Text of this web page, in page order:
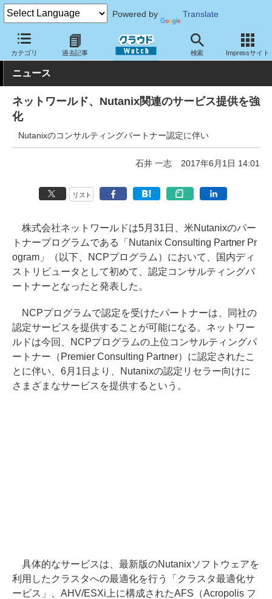
Powered by Translate
カテゴリ 過去記事 検索 Impressサイト
クラウド Watch サービス・ソフト サービス 導入支援
ニュース
ネットワールド、Nutanix関連のサービス提供を強
化
Nutanixのコンサルティングパートナー認定に伴い
石井 一志 2017年6月1日 14:01
リスト
株式会社ネットワールドは5月31日、米Nutanixのパー
トナープログラムである「Nutanix Consulting Partner Pr
ogram」（以下、NCPプログラム）において、国内ディ
ストリビュータとして初めて、認定コンサルティングパ
ートナーとなったと発表した。
NCPプログラムで認定を受けたパートナーは、同社の
認定サービスを提供することが可能になる。ネットワー
ルドは今回、NCPプログラムの上位コンサルティングパ
ートナー（Premier Consulting Partner）に認定されたこ
とに伴い、6月1日より、Nutanixの認定リセラー向けに
さまざまなサービスを提供するという。
具体的なサービスは、最新版のNutanixソフトウェアを
利用したクラスタへの最適化を行う「クラスタ最適化サ
ービス」、AHV/ESXi上に構成されたAFS（Acropolis フ